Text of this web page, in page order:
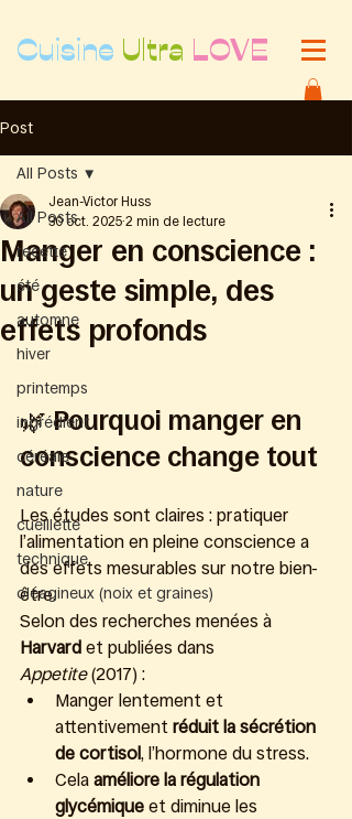
Cuisine Ultra LOVE
Post
All Posts
recette
été
automne
hiver
printemps
ingrédient
céréale
nature
cueillette
technique
oléagineux (noix et graines)
All Posts
Manger en conscience :
un geste simple, des
effets profonds
Jean-Victor Huss
30 oct. 2025 2 min de lecture
🌿 Pourquoi manger en
conscience change tout
Les études sont claires : pratiquer
l’alimentation en pleine conscience a
des effets mesurables sur notre bien-
être.
Selon des recherches menées à
Harvard et publiées dans
Appetite (2017) :
Manger lentement et
attentivement réduit la sécrétion
de cortisol, l’hormone du stress.
Cela améliore la régulation
glycémique et diminue les